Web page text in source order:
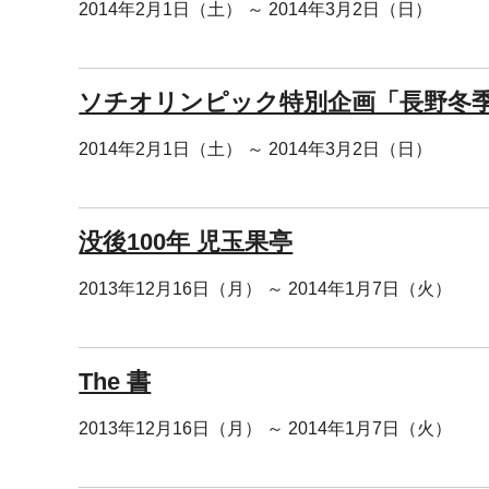
2014年2月1日（土） ～ 2014年3月2日（日）
ソチオリンピック特別企画「長野冬
2014年2月1日（土） ～ 2014年3月2日（日）
没後100年 児玉果亭
2013年12月16日（月） ～ 2014年1月7日（火）
The 書
2013年12月16日（月） ～ 2014年1月7日（火）